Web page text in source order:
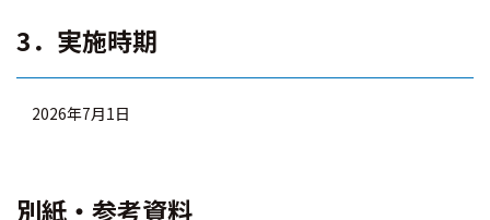
3．実施時期
2026年7月1日
別紙・参考資料